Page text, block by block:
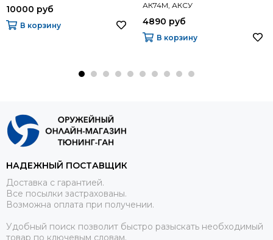
10000 руб
В корзину
АК74М, АКСУ
4890 руб
В корзину
НАДЕЖНЫЙ ПОСТАВЩИК
Доставка с гарантией.
Все посылки застрахованы.
Возможна оплата при получении.
Удобный поиск позволит быстро разыскать необходимый
товар по ключевым словам.